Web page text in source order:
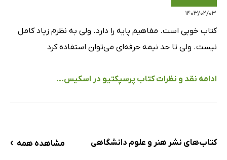
۱۴۰۳/۰۲/۰۳
کتاب خوبی است. مفاهیم پایه را دارد. ولی به نظرم زیاد کامل
نیست. ولی تا حد نیمه حرفه‌ای می‌توان استفاده کرد
ادامه نقد و نظرات کتاب پرسپکتیو در اسکیس...
کتاب‌های نشر هنر و علوم دانشگاهی مشاهده همه ›